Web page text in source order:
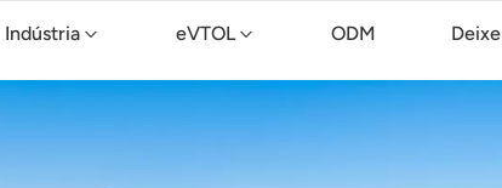
Indústria eVTOL ODM